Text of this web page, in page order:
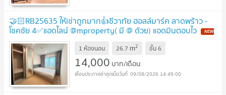
🤝🏻RB25635 ให้เช่าถูกมาก👍ชีวาทัย ฮอลล์มาร์ค ลาดพร้าว -
โชคชัย 4✅แอดไลน์ @mproperty( มี @ ด้วย) แอดมินตอบไว NEW
!
1 ห้องนอน 26.7 m2 ชั้น6
14,000 บาท/เดือน
09/08/2026 14:49:00